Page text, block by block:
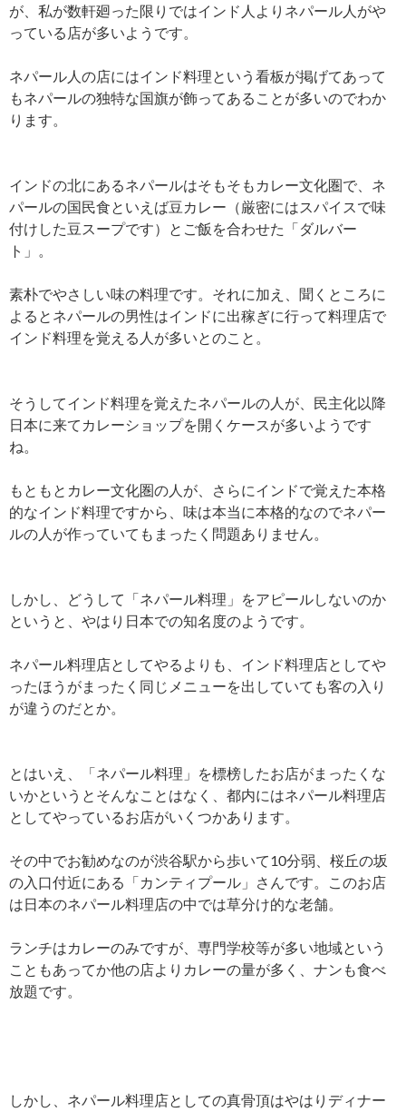
が、私が数軒廻った限りではインド人よりネパール人がや
っている店が多いようです。
ネパール人の店にはインド料理という看板が掲げてあって
もネパールの独特な国旗が飾ってあることが多いのでわか
ります。
インドの北にあるネパールはそもそもカレー文化圏で、ネ
パールの国民食といえば豆カレー（厳密にはスパイスで味
付けした豆スープです）とご飯を合わせた「ダルバー
ト」。
素朴でやさしい味の料理です。それに加え、聞くところに
よるとネパールの男性はインドに出稼ぎに行って料理店で
インド料理を覚える人が多いとのこと。
そうしてインド料理を覚えたネパールの人が、民主化以降
日本に来てカレーショップを開くケースが多いようです
ね。
もともとカレー文化圏の人が、さらにインドで覚えた本格
的なインド料理ですから、味は本当に本格的なのでネパー
ルの人が作っていてもまったく問題ありません。
しかし、どうして「ネパール料理」をアピールしないのか
というと、やはり日本での知名度のようです。
ネパール料理店としてやるよりも、インド料理店としてや
ったほうがまったく同じメニューを出していても客の入り
が違うのだとか。
とはいえ、「ネパール料理」を標榜したお店がまったくな
いかというとそんなことはなく、都内にはネパール料理店
としてやっているお店がいくつかあります。
その中でお勧めなのが渋谷駅から歩いて10分弱、桜丘の坂
の入口付近にある「カンティプール」さんです。このお店
は日本のネパール料理店の中では草分け的な老舗。
ランチはカレーのみですが、専門学校等が多い地域という
こともあってか他の店よりカレーの量が多く、ナンも食べ
放題です。
しかし、ネパール料理店としての真骨頂はやはりディナー